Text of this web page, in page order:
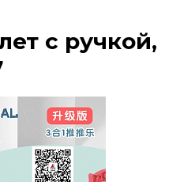
с ручкой,